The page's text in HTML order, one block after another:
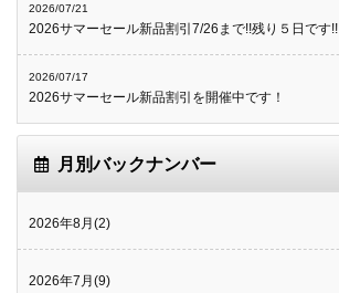
2026/07/21
2026サマーセール新品割引7/26まで!!残り５日です!!
2026/07/17
2026サマーセール新品割引を開催中です！
月別バックナンバー
2026年8月(2)
2026年7月(9)